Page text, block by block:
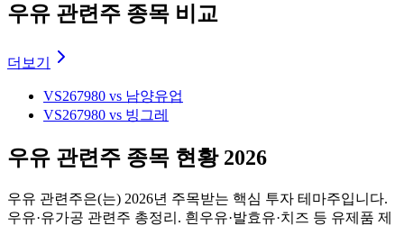
우유 관련주 종목 비교
더보기
VS267980 vs 남양유업
VS267980 vs 빙그레
우유 관련주 종목 현황 2026
우유 관련주은(는) 2026년 주목받는 핵심 투자 테마주입니다.
우유·유가공 관련주 총정리. 흰우유·발효유·치즈 등 유제품 제